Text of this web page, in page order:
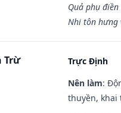
Quả phụ
Nhi tôn hưng
Trừ
Trực Định
Nên làm:
thuyền, khai